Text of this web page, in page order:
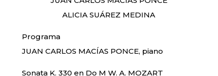
ALICIA SUÁREZ MEDINA
Programa
JUAN CARLOS MACÍAS PONCE, piano
Sonata K. 330 en Do M W. A. MOZART